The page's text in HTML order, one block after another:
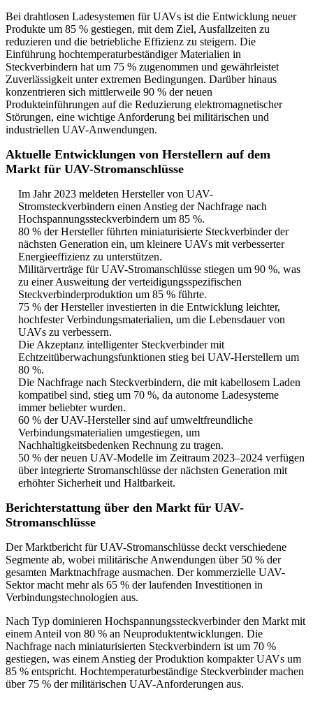
Bei drahtlosen Ladesystemen für UAVs ist die Entwicklung neuer
Produkte um 85 % gestiegen, mit dem Ziel, Ausfallzeiten zu
reduzieren und die betriebliche Effizienz zu steigern. Die
Einführung hochtemperaturbeständiger Materialien in
Steckverbindern hat um 75 % zugenommen und gewährleistet
Zuverlässigkeit unter extremen Bedingungen. Darüber hinaus
konzentrieren sich mittlerweile 90 % der neuen
Produkteinführungen auf die Reduzierung elektromagnetischer
Störungen, eine wichtige Anforderung bei militärischen und
industriellen UAV-Anwendungen.
Aktuelle Entwicklungen von Herstellern auf dem
Markt für UAV-Stromanschlüsse
Im Jahr 2023 meldeten Hersteller von UAV-
Stromsteckverbindern einen Anstieg der Nachfrage nach
Hochspannungssteckverbindern um 85 %.
80 % der Hersteller führten miniaturisierte Steckverbinder der
nächsten Generation ein, um kleinere UAVs mit verbesserter
Energieeffizienz zu unterstützen.
Militärverträge für UAV-Stromanschlüsse stiegen um 90 %, was
zu einer Ausweitung der verteidigungsspezifischen
Steckverbinderproduktion um 85 % führte.
75 % der Hersteller investierten in die Entwicklung leichter,
hochfester Verbindungsmaterialien, um die Lebensdauer von
UAVs zu verbessern.
Die Akzeptanz intelligenter Steckverbinder mit
Echtzeitüberwachungsfunktionen stieg bei UAV-Herstellern um
80 %.
Die Nachfrage nach Steckverbindern, die mit kabellosem Laden
kompatibel sind, stieg um 70 %, da autonome Ladesysteme
immer beliebter wurden.
60 % der UAV-Hersteller sind auf umweltfreundliche
Verbindungsmaterialien umgestiegen, um
Nachhaltigkeitsbedenken Rechnung zu tragen.
50 % der neuen UAV-Modelle im Zeitraum 2023–2024 verfügen
über integrierte Stromanschlüsse der nächsten Generation mit
erhöhter Sicherheit und Haltbarkeit.
Berichterstattung über den Markt für UAV-
Stromanschlüsse
Der Marktbericht für UAV-Stromanschlüsse deckt verschiedene
Segmente ab, wobei militärische Anwendungen über 50 % der
gesamten Marktnachfrage ausmachen. Der kommerzielle UAV-
Sektor macht mehr als 65 % der laufenden Investitionen in
Verbindungstechnologien aus.
Nach Typ dominieren Hochspannungssteckverbinder den Markt mit
einem Anteil von 80 % an Neuproduktentwicklungen. Die
Nachfrage nach miniaturisierten Steckverbindern ist um 70 %
gestiegen, was einem Anstieg der Produktion kompakter UAVs um
85 % entspricht. Hochtemperaturbeständige Steckverbinder machen
über 75 % der militärischen UAV-Anforderungen aus.